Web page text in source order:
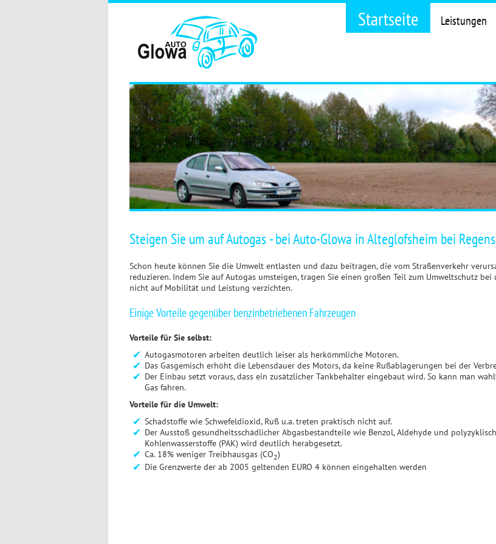
Startseite Leistungen
Steigen Sie um auf Autogas - bei Auto-Glowa in Alteglofsheim bei
Schon heute können Sie die Umwelt entlasten und dazu beitragen, die vom Straßenverkehr
reduzieren. Indem Sie auf Autogas umsteigen, tragen Sie einen großen Teil zum Umweltschutz bei
nicht auf Mobilität und Leistung verzichten.
Einige Vorteile gegenüber benzinbetriebenen Fahrzeugen
Vorteile für Sie selbst:
Autogasmotoren arbeiten deutlich leiser als herkömmliche Motoren.
Das Gasgemisch erhöht die Lebensdauer des Motors, da keine Rußablagerungen bei der
Der Einbau setzt voraus, dass ein zusätzlicher Tankbehälter eingebaut wird. So kann man
Gas fahren.
Vorteile für die Umwelt:
Schadstoffe wie Schwefeldioxid, Ruß u.a. treten praktisch nicht auf.
Der Ausstoß gesundheitsschädlicher Abgasbestandteile wie Benzol, Aldehyde und
Kohlenwasserstoffe (PAK) wird deutlich herabgesetzt.
Ca. 18% weniger Treibhausgas (CO2)
Die Grenzwerte der ab 2005 geltenden EURO 4 können eingehalten werden